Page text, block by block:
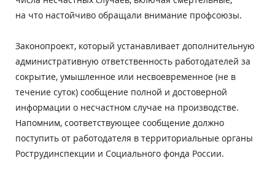
на что настойчиво обращали внимание профсоюзы.
Законопроект, который устанавливает дополнительную
административную ответственность работодателей за
сокрытие, умышленное или несвоевременное (не в
течение суток) сообщение полной и достоверной
информации о несчастном случае на производстве.
Напомним, соответствующее сообщение должно
поступить от работодателя в территориальные органы
Рострудинспекции и Социального фонда России.